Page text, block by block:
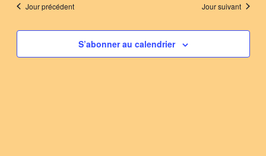
mai
2026
de
vues
Jour précédent Jour suivant
S’abonner au calendrier